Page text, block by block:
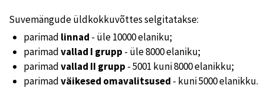
Suvemängude üldkokkuvõttes selgitatakse:
parimad linnad - üle 10000 elaniku;
parimadvallad I grupp - üle 8000 elaniku;
parimadvallad II grupp - 5001 kuni 8000 elanikku;
parimadväikesed omavalitsused - kuni 5000 elanikku.